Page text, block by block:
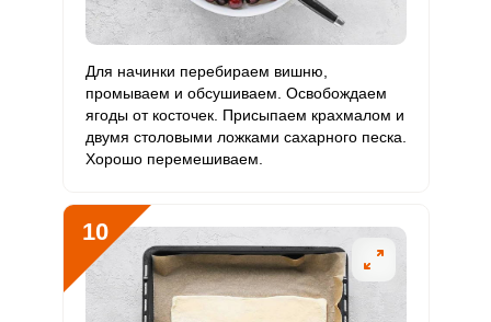
Для начинки перебираем вишню,
промываем и обсушиваем. Освобождаем
ягоды от косточек. Присыпаем крахмалом и
двумя столовыми ложками сахарного песка.
Хорошо перемешиваем.
10